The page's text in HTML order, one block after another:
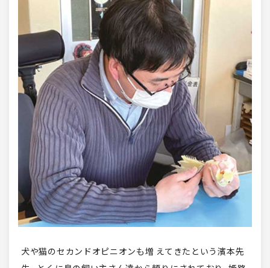
犬や猫のセカンドオピニオンも増 えてきたという濱本先